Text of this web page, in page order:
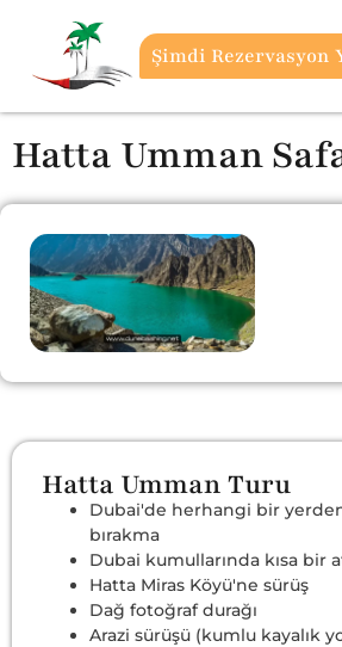
Şimdi Rezervasyon
Hatta Umman
Hatta Umman Turu
Dubai'de herhangi bir
bırakma
Dubai kumullarında kısa bir
Hatta Miras Köyü'ne sürüş
Dağ fotoğraf durağı
Arazi sürüşü (kumlu kayalık